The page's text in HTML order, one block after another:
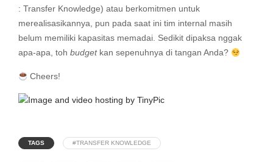
: Transfer Knowledge) atau berkomitmen untuk
merealisasikannya, pun pada saat ini tim internal masih
belum memiliki kapasitas memadai. Sedikit dipaksa nggak
apa-apa, toh budgetkan sepenuhnya di tangan Anda?
Cheers!
TAGS #TRANSFER KNOWLEDGE